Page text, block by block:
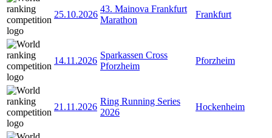
25.10.2026
43. Mainova Frankfurt
Marathon
Frankfurt
14.11.2026
Sparkassen Cross
Pforzheim
Pforzheim
21.11.2026
Ring Running Series
2026
Hockenheim